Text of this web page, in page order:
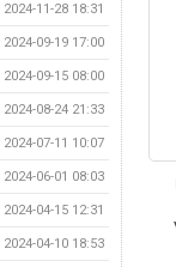
2024-11-28 18:31
2024-09-19 17:00
2024-09-15 08:00
2024-08-24 21:33
2024-07-11 10:07
2024-06-01 08:03
2024-04-15 12:31
2024-04-10 18:53